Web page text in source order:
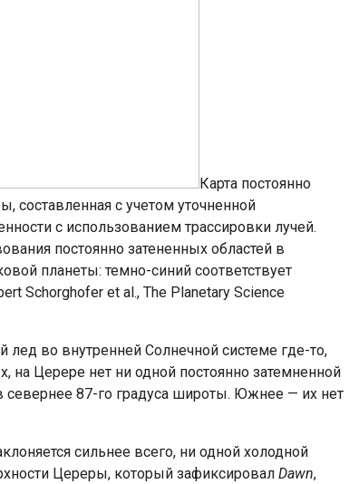
Карта постоянно
составленная с учетом уточненной
с использованием трассировки лучей.
постоянно затененных областей в
планеты: темно-синий соответствует
Schorghofer et al., The Planetary Science
во внутренней Солнечной системе где-то,
Церере нет ни одной постоянно затемненной
87-го градуса широты. Южнее — их нет
сильнее всего, ни одной холодной
Цереры, который зафиксировал Dawn,